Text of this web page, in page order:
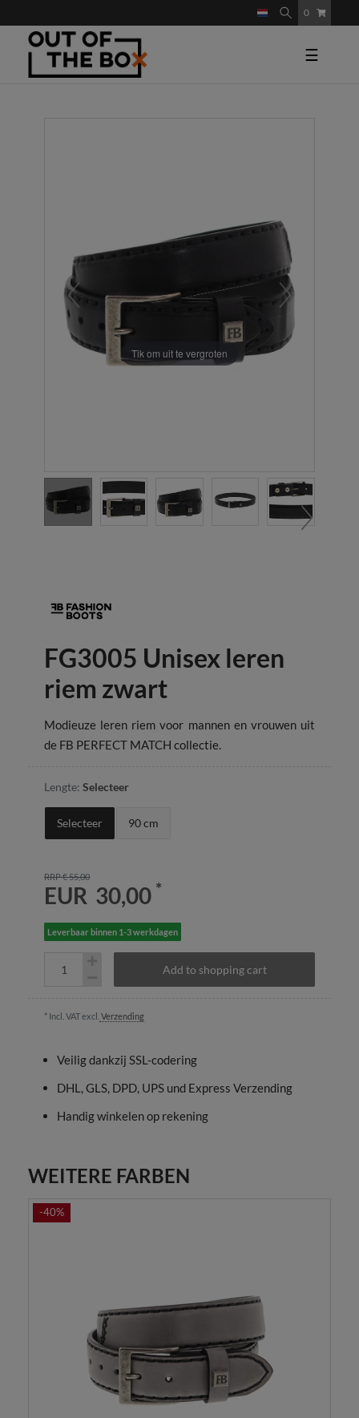
0
☰
Tik om uit te vergroten
FG3005 Unisex leren
riem zwart
Modieuze leren riem voor mannen en vrouwen uit
de FB PERFECT MATCH collectie.
Lengte: Selecteer
Selecteer 90 cm
RRP € 55,00
EUR 30,00 *
Leverbaar binnen 1-3 werkdagen
Add to shopping cart
* Incl. VAT excl. Verzending
Veilig dankzij SSL-codering
DHL, GLS, DPD, UPS und Express Verzending
Handig winkelen op rekening
WEITERE FARBEN
-40%